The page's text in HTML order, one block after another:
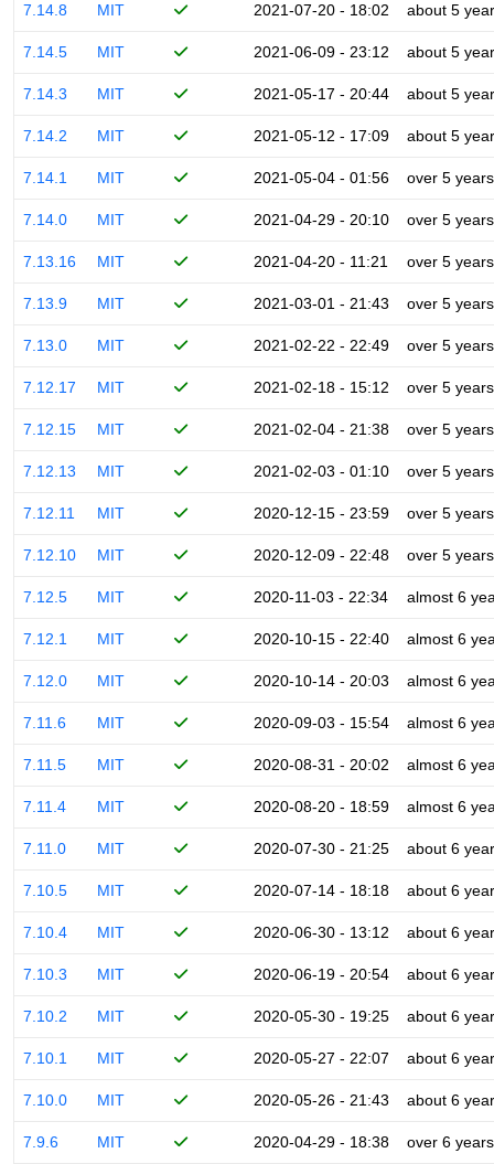
7.14.8 MIT 2021-07-20 - 18:02 about 5
7.14.5 MIT 2021-06-09 - 23:12 about 5
7.14.3 MIT 2021-05-17 - 20:44 about 5
7.14.2 MIT 2021-05-12 - 17:09 about 5
7.14.1 MIT 2021-05-04 - 01:56 over 5 years
7.14.0 MIT 2021-04-29 - 20:10 over 5 years
7.13.16 MIT 2021-04-20 - 11:21 over 5 years
7.13.9 MIT 2021-03-01 - 21:43 over 5 years
7.13.0 MIT 2021-02-22 - 22:49 over 5 years
7.12.17 MIT 2021-02-18 - 15:12 over 5 years
7.12.15 MIT 2021-02-04 - 21:38 over 5 years
7.12.13 MIT 2021-02-03 - 01:10 over 5 years
7.12.11 MIT 2020-12-15 - 23:59 over 5 years
7.12.10 MIT 2020-12-09 - 22:48 over 5 years
7.12.5 MIT 2020-11-03 - 22:34 almost 6
7.12.1 MIT 2020-10-15 - 22:40 almost 6
7.12.0 MIT 2020-10-14 - 20:03 almost 6
7.11.6 MIT 2020-09-03 - 15:54 almost 6
7.11.5 MIT 2020-08-31 - 20:02 almost 6
7.11.4 MIT 2020-08-20 - 18:59 almost 6
7.11.0 MIT 2020-07-30 - 21:25 about 6
7.10.5 MIT 2020-07-14 - 18:18 about 6
7.10.4 MIT 2020-06-30 - 13:12 about 6
7.10.3 MIT 2020-06-19 - 20:54 about 6
7.10.2 MIT 2020-05-30 - 19:25 about 6
7.10.1 MIT 2020-05-27 - 22:07 about 6
7.10.0 MIT 2020-05-26 - 21:43 about 6
7.9.6 MIT 2020-04-29 - 18:38 over 6 years